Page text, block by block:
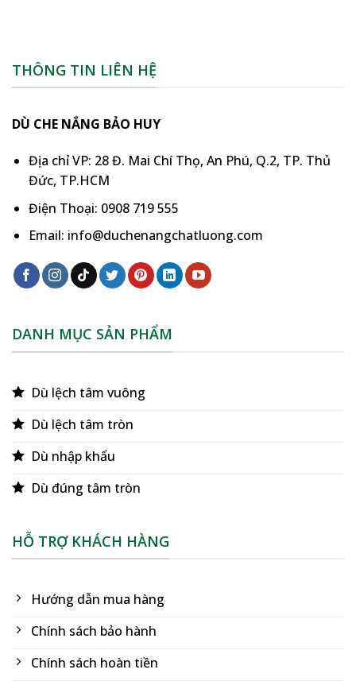
THÔNG TIN LIÊN HỆ
DÙ CHE NẮNG BẢO HUY
Địa chỉ VP: 28 Đ. Mai Chí Thọ, An Phú, Q.2, TP. Thủ
Đức, TP.HCM
Điện Thoại: 0908 719 555
Email: info@duchenangchatluong.com
DANH MỤC SẢN PHẨM
Dù lệch tâm vuông
Dù lệch tâm tròn
Dù nhập khẩu
Dù đúng tâm tròn
HỖ TRỢ KHÁCH HÀNG
Hướng dẫn mua hàng
Chính sách bảo hành
Chính sách hoàn tiền